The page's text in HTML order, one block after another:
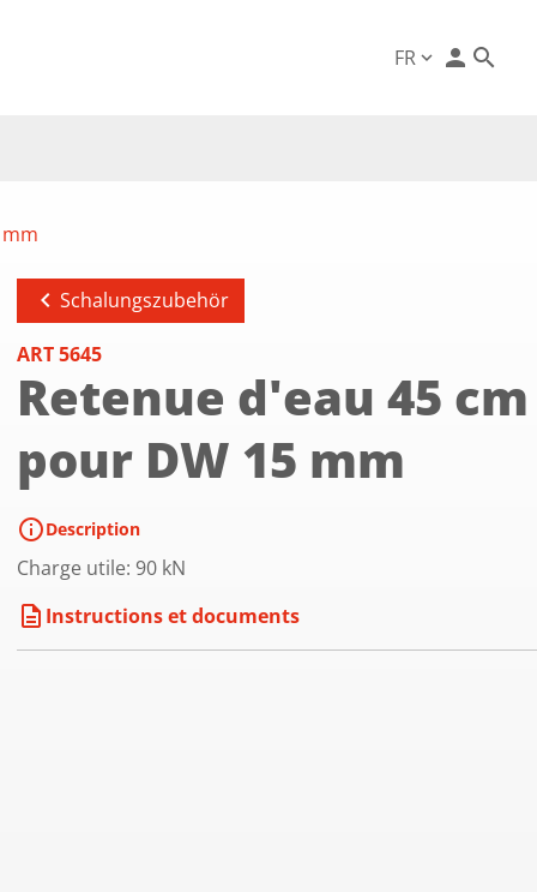
FR expand_more person
chevron_leftSchalungszubehör
ART 5645
Retenue d'eau 45 cm
pour DW 15 mm
infoDescription
Charge utile: 90 kN
description Instructions et documents